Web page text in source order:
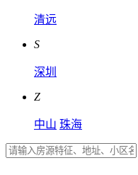
清远
S
深圳
Z
中山 珠海